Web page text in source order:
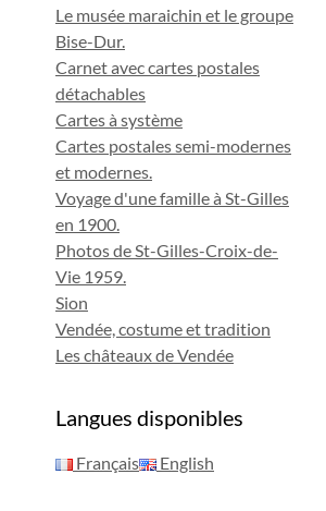
Le musée maraichin et le groupe
Bise-Dur.
Carnet avec cartes postales
détachables
Cartes à système
Cartes postales semi-modernes
et modernes.
Voyage d'une famille à St-Gilles
en 1900.
Photos de St-Gilles-Croix-de-
Vie 1959.
Sion
Vendée, costume et tradition
Les châteaux de Vendée
Langues disponibles
Français English